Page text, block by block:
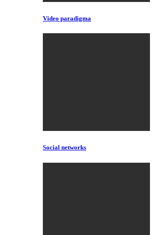
Video paradigma
Social networks